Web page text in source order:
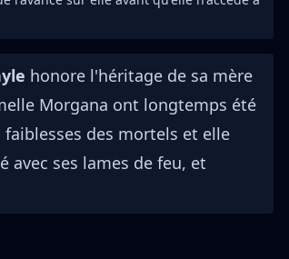
honore l'héritage de sa mère
Morgana ont longtemps été
des mortels et elle
ses lames de feu, et